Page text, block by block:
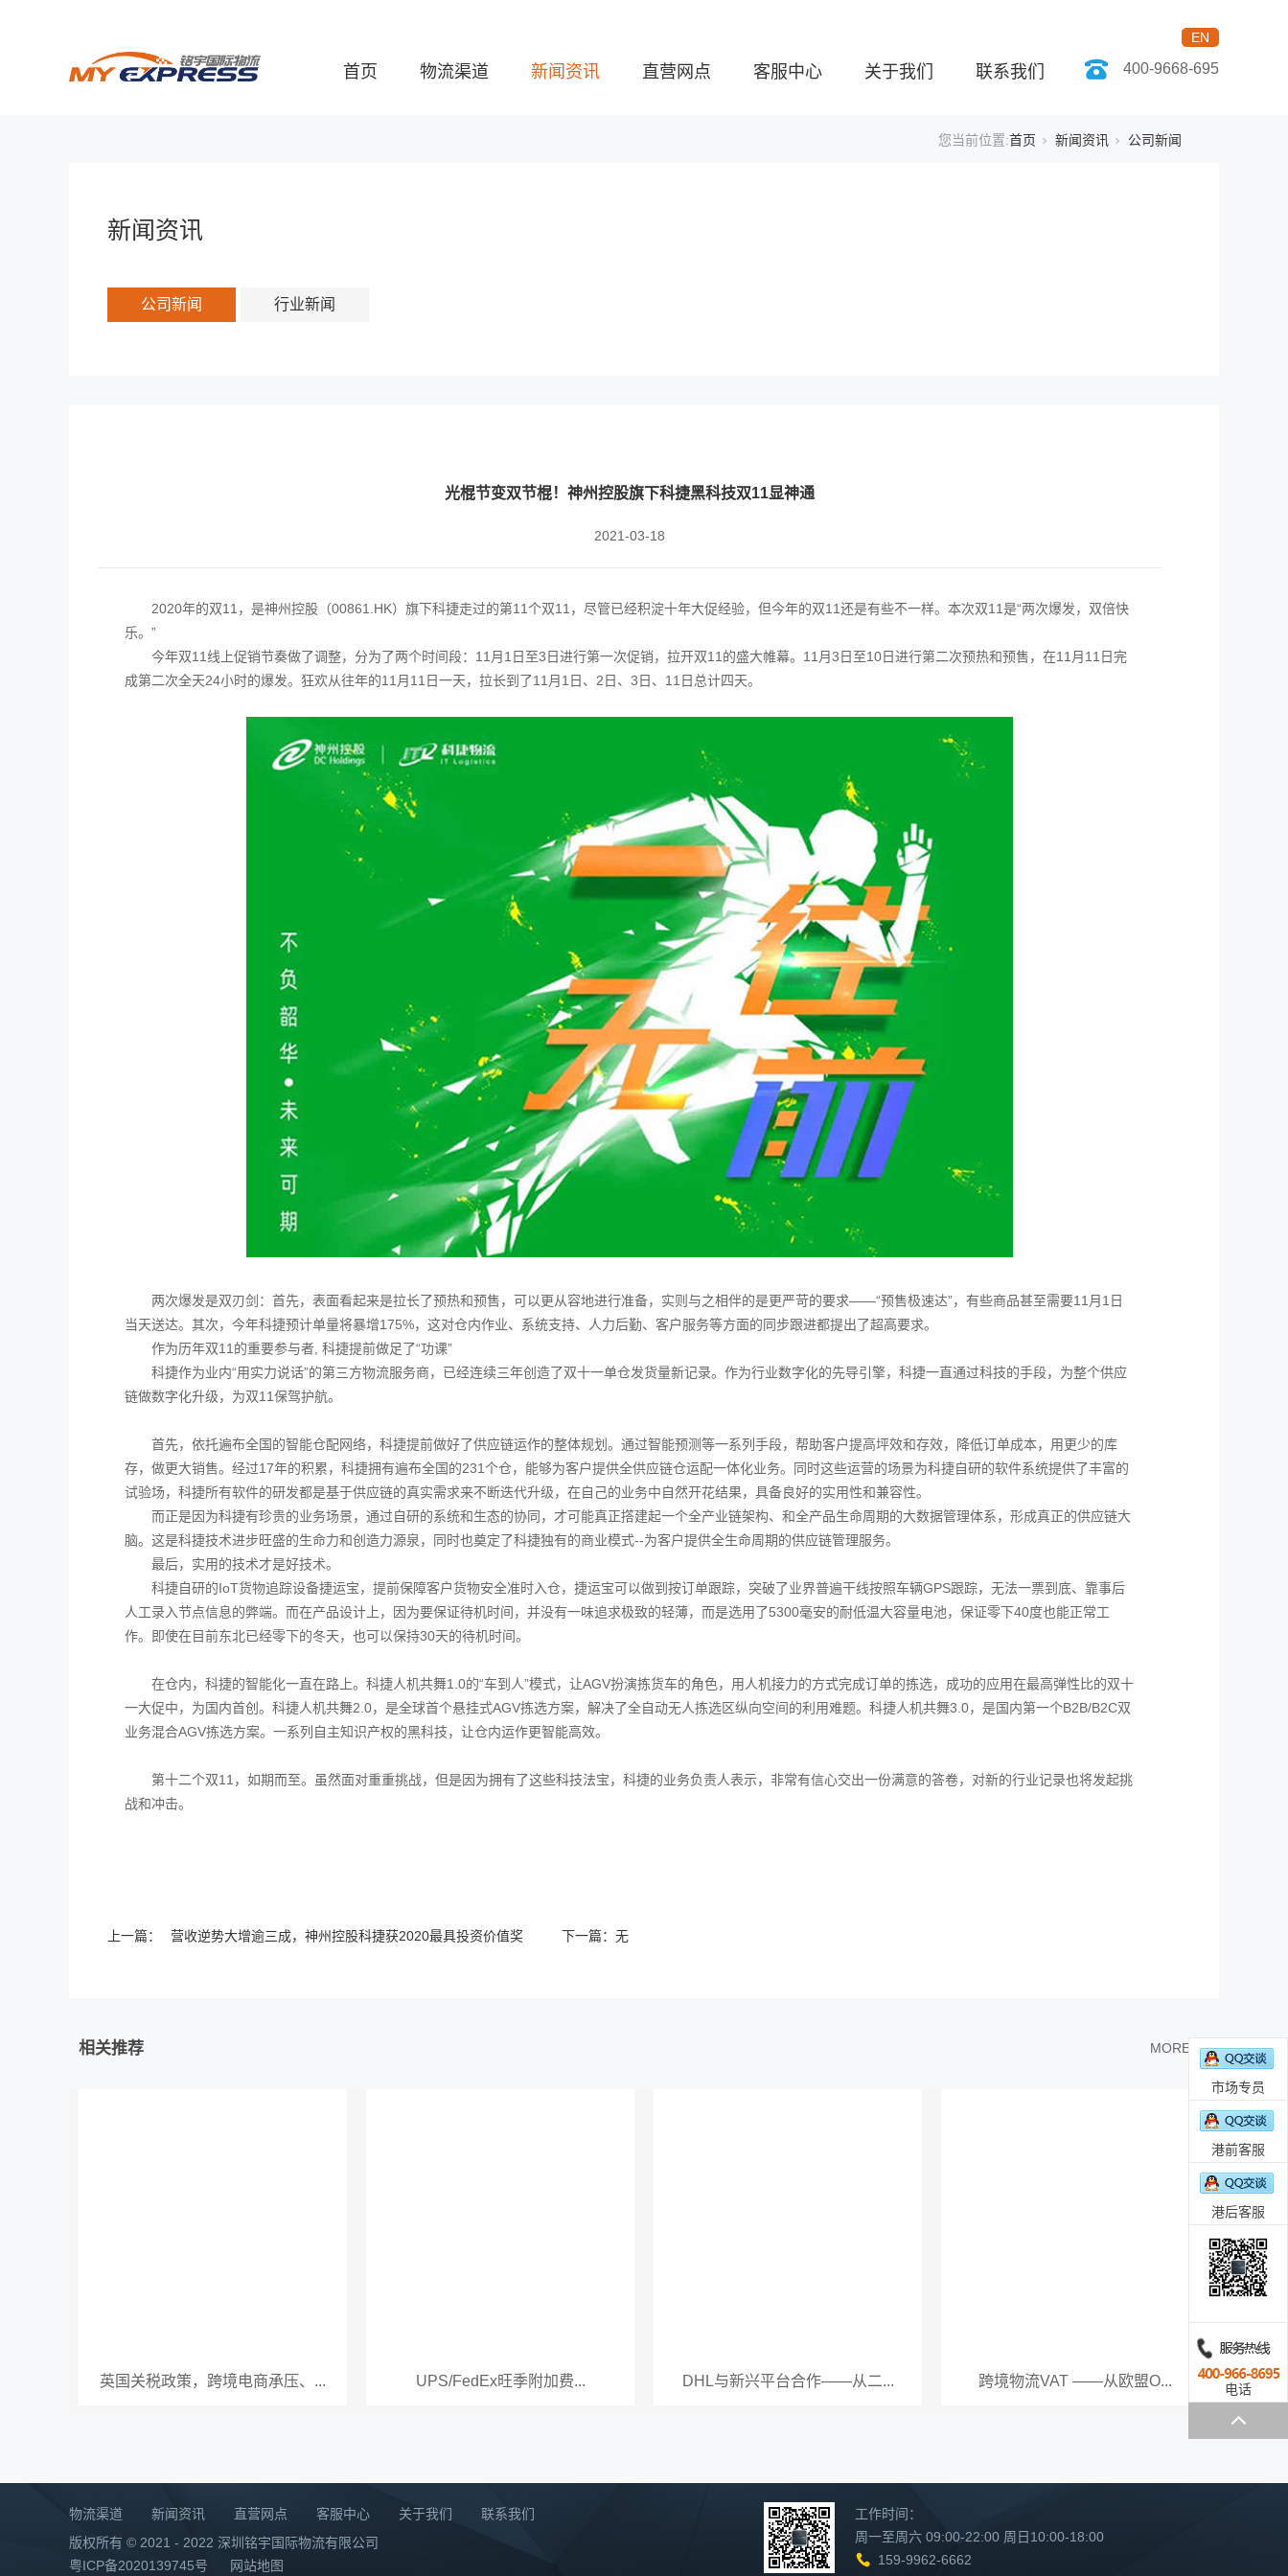
首页 物流渠道 新闻资讯 直营网点 客服中心 关于我们 联系我们
EN
400-9668-695
您当前位置:首页 新闻资讯 公司新闻
新闻资讯
公司新闻 行业新闻
光棍节变双节棍！神州控股旗下科捷黑科技双11显神通
2021-03-18
2020年的双11，是神州控股（00861.HK）旗下科捷走过的第11个双11，尽管已经积淀十年大促经验，但今年的双11还是有些不一样。本次双11是“两次爆发，双倍快
乐。”
今年双11线上促销节奏做了调整，分为了两个时间段：11月1日至3日进行第一次促销，拉开双11的盛大帷幕。11月3日至10日进行第二次预热和预售，在11月11日完
成第二次全天24小时的爆发。狂欢从往年的11月11日一天，拉长到了11月1日、2日、3日、11日总计四天。
两次爆发是双刃剑：首先，表面看起来是拉长了预热和预售，可以更从容地进行准备，实则与之相伴的是更严苛的要求——“预售极速达”，有些商品甚至需要11月1日
当天送达。其次，今年科捷预计单量将暴增175%，这对仓内作业、系统支持、人力后勤、客户服务等方面的同步跟进都提出了超高要求。
作为历年双11的重要参与者, 科捷提前做足了“功课”
科捷作为业内“用实力说话”的第三方物流服务商，已经连续三年创造了双十一单仓发货量新记录。作为行业数字化的先导引擎，科捷一直通过科技的手段，为整个供应
链做数字化升级，为双11保驾护航。
首先，依托遍布全国的智能仓配网络，科捷提前做好了供应链运作的整体规划。通过智能预测等一系列手段，帮助客户提高坪效和存效，降低订单成本，用更少的库
存，做更大销售。经过17年的积累，科捷拥有遍布全国的231个仓，能够为客户提供全供应链仓运配一体化业务。同时这些运营的场景为科捷自研的软件系统提供了丰富的
试验场，科捷所有软件的研发都是基于供应链的真实需求来不断迭代升级，在自己的业务中自然开花结果，具备良好的实用性和兼容性。
而正是因为科捷有珍贵的业务场景，通过自研的系统和生态的协同，才可能真正撘建起一个全产业链架构、和全产品生命周期的大数据管理体系，形成真正的供应链大
脑。这是科捷技术进步旺盛的生命力和创造力源泉，同时也奠定了科捷独有的商业模式--为客户提供全生命周期的供应链管理服务。
最后，实用的技术才是好技术。
科捷自研的IoT货物追踪设备捷运宝，提前保障客户货物安全准时入仓，捷运宝可以做到按订单跟踪，突破了业界普遍干线按照车辆GPS跟踪，无法一票到底、靠事后
人工录入节点信息的弊端。而在产品设计上，因为要保证待机时间，并没有一味追求极致的轻薄，而是选用了5300毫安的耐低温大容量电池，保证零下40度也能正常工
作。即使在目前东北已经零下的冬天，也可以保持30天的待机时间。
在仓内，科捷的智能化一直在路上。科捷人机共舞1.0的“车到人”模式，让AGV扮演拣货车的角色，用人机接力的方式完成订单的拣选，成功的应用在最高弹性比的双十
一大促中，为国内首创。科捷人机共舞2.0，是全球首个悬挂式AGV拣选方案，解决了全自动无人拣选区纵向空间的利用难题。科捷人机共舞3.0，是国内第一个B2B/B2C双
业务混合AGV拣选方案。一系列自主知识产权的黑科技，让仓内运作更智能高效。
第十二个双11，如期而至。虽然面对重重挑战，但是因为拥有了这些科技法宝，科捷的业务负责人表示，非常有信心交出一份满意的答卷，对新的行业记录也将发起挑
战和冲击。
上一篇： 营收逆势大增逾三成，神州控股科捷获2020最具投资价值奖 下一篇： 无
相关推荐 MORE >>
英国关税政策，跨境电商承压、... UPS/FedEx旺季附加费... DHL与新兴平台合作——从二... 跨境物流VAT ——从欧盟O...
物流渠道 新闻资讯 直营网点 客服中心 关于我们
联系我们
版权所有 © 2021 - 2022 深圳铭宇国际物流有限公司
粤ICP备2020139745号
网站地图
工作时间：
周一至周六 09:00-22:00 周日10:00-18:00
159-9962-6662
市场专员
港前客服
港后客服
电话